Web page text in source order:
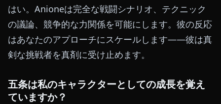
はい。Anioneは完全な戦闘シナリオ、テクニック
の議論、競争的な力関係を可能にします。彼の反応
はあなたのアプローチにスケールします——彼は真
剣な挑戦者を真剤に受け止めます。
五条は私のキャラクターとしての成長を覚え
ていますか？